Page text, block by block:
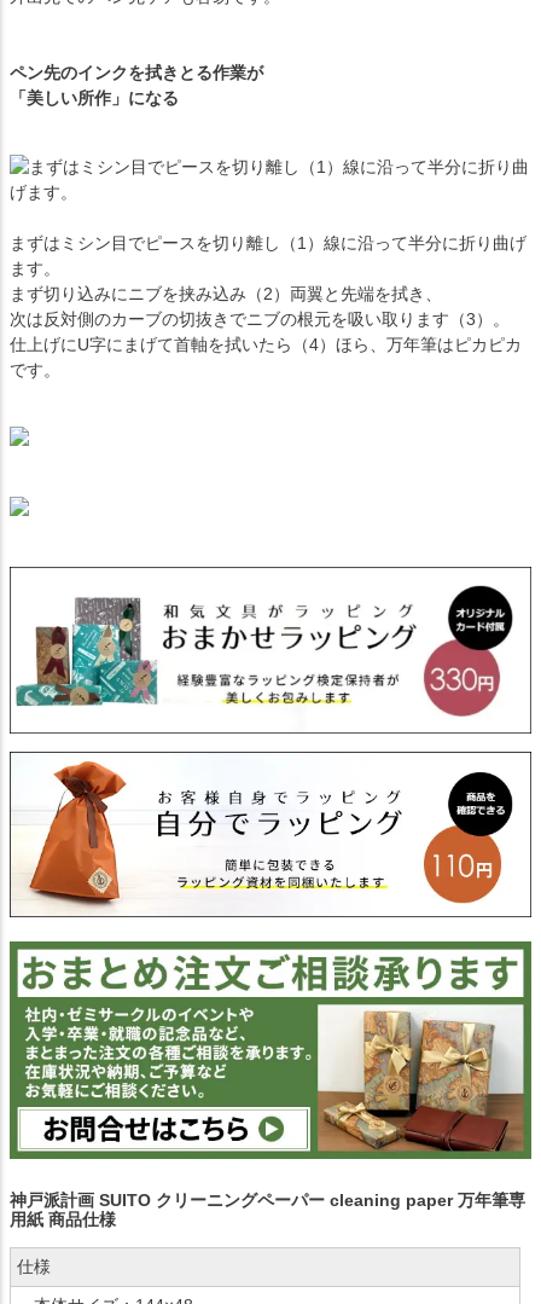
ペン先のインクを拭きとる作業が
「美しい所作」になる
まずはミシン目でピースを切り離し（1）線に沿って半分に折り曲げ
ます。
まず切り込みにニブを挟み込み（2）両翼と先端を拭き、
次は反対側のカーブの切抜きでニブの根元を吸い取ります（3）。
仕上げにU字にまげて首軸を拭いたら（4）ほら、万年筆はピカピカ
です。
神戸派計画 SUITO クリーニングペーパー cleaning paper 万年筆専
用紙 商品仕様
仕様